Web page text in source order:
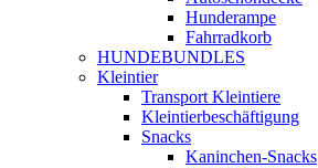
Hunderampe
Fahrradkorb
HUNDEBUNDLES
Kleintier
Transport Kleintiere
Kleintierbeschäftigung
Snacks
Kaninchen-Snacks